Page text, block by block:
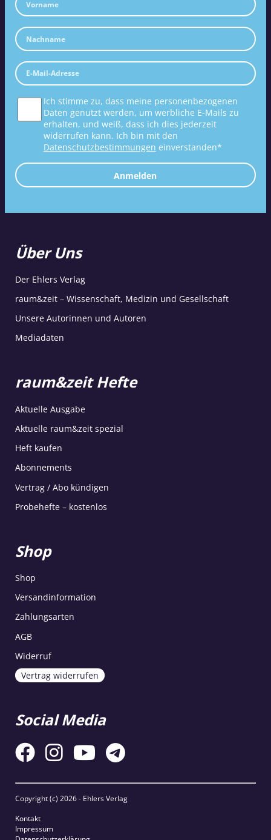
Ich stimme zu, dass meine personenbezogenen
Daten genutzt werden, um werbliche E-Mails zu
erhalten, und weiß, dass ich dies jederzeit
widerrufen kann. Ich bin mit den
Datenschutzbestimmungen einverstanden*
Anmelden
Über Uns
Der Ehlers Verlag
raum&zeit – Wissenschaft, Medizin und Gesellschaft
Unsere Autorinnen und Autoren
Mediadaten
raum&zeit Hefte
Aktuelle Ausgabe
Aktuelle raum&zeit spezial
Heft kaufen
Abonnements
Vertrag / Abo kündigen
Probehefte – kostenlos
Shop
Shop
Versandinformation
Zahlungsarten
AGB
Widerruf
Vertrag widerrufen
Social Media
Copyright (c) 2026 - Ehlers Verlag
Kontakt
Impressum